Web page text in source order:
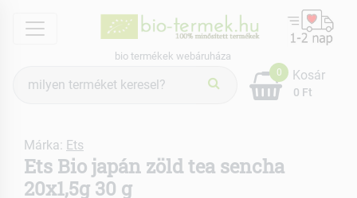
menu
bio termékek webáruháza
keresés
0
0 Ft
Kosár
Márka: Ets
Ets Bio japán zöld tea sencha
20x1,5g 30 g